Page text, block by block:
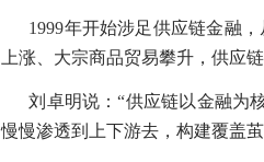
1999年开始涉足供应链金融，
上涨、大宗商品贸易攀升，供应
刘卓明说：“供应链以金融为
慢慢渗透到上下游去，构建覆盖